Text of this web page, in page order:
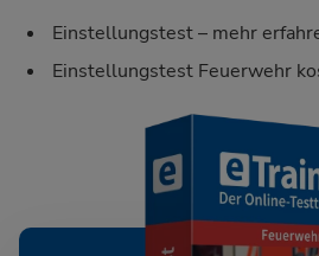
Einstellungstest – mehr
Einstellungstest Feuerwehr